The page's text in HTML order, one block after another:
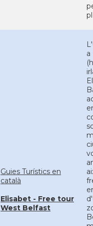
Guies Turístics en
català
Elisabet - Free tour
West Belfast
a